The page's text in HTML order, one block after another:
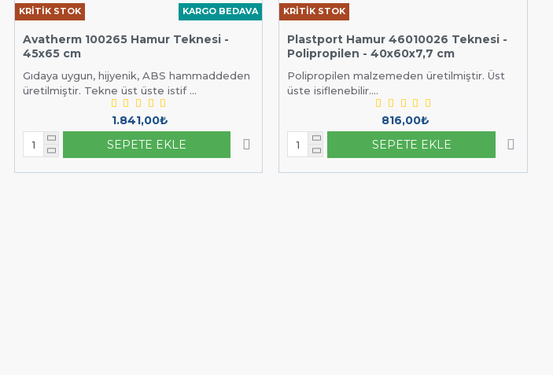
KARGO BEDAVA
KRİTİK STOK
Avatherm 100265 Hamur Teknesi -
45x65 cm
Gıdaya uygun, hijyenik, ABS hammaddeden
üretilmiştir. Tekne üst üste istif ...
1.841,00₺
SEPETE EKLE
KRİTİK STOK
Plastport Hamur 46010026 Teknesi -
Polipropilen - 40x60x7,7 cm
Polipropilen malzemeden üretilmiştir. Üst
üste isiflenebilir....
816,00₺
SEPETE EKLE